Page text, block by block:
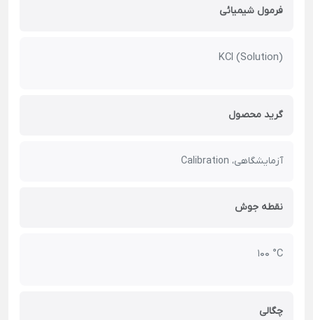
فرمول شیمیائی
KCl (Solution)
گرید محصول
آزمایشگاهی، Calibration
نقطه جوش
100 °C
چگالی